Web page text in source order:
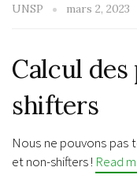
UNSP mars 2, 2023
Calcul
shifters
Nous ne pouvons pas
et non-shifters ! Read